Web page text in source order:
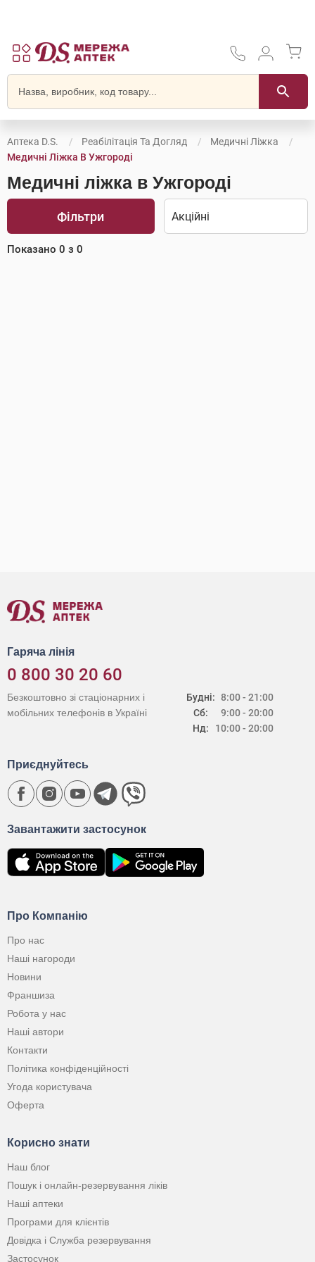
Аптека D.S. Реабілітація Та Догляд
Медичні Ліжка
Медичні Ліжка В Ужгороді
Медичні ліжка в Ужгороді
Фільтри
Показано 0 з 0
Гаряча лінія
0 800 30 20 60
Будні:
Сб:
Нд:
8:00 - 21:00
9:00 - 20:00
10:00 - 20:00
Безкоштовно зі стаціонарних і
мобільних телефонів в Україні
Про Компанію
Про нас
Наші нагороди
Новини
Франшиза
Робота у нас
Наші автори
Контакти
Політика конфіденційності
Угода користувача
Оферта
Корисно знати
Наш блог
Пошук і онлайн-резервування ліків
Наші аптеки
Програми для клієнтів
Довідка і Служба резервування
Застосунок
Завантажити застосунок
Приєднуйтесь